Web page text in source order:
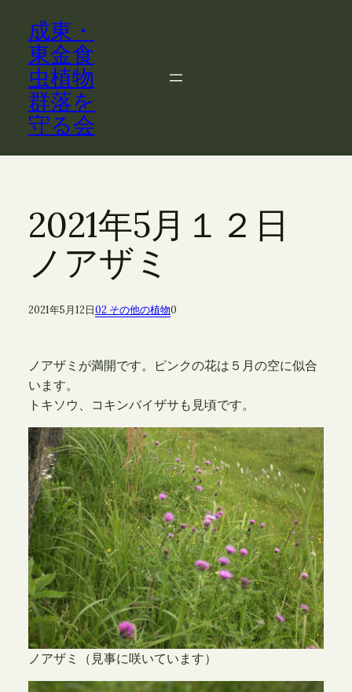
成東・
東金食
虫植物
群落を
守る会
2021年5月１２日
ノアザミ
2021年5月12日02 その他の植物0
ノアザミが満開です。ピンクの花は５月の空に似合
います。
トキソウ、コキンバイザサも見頃です。
ノアザミ（見事に咲いています）